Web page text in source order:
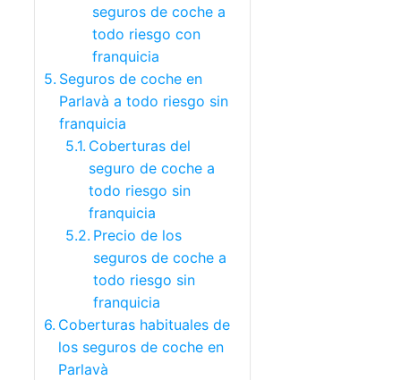
seguros de coche a
todo riesgo con
franquicia
Seguros de coche en
Parlavà a todo riesgo sin
franquicia
Coberturas del
seguro de coche a
todo riesgo sin
franquicia
Precio de los
seguros de coche a
todo riesgo sin
franquicia
Coberturas habituales de
los seguros de coche en
Parlavà